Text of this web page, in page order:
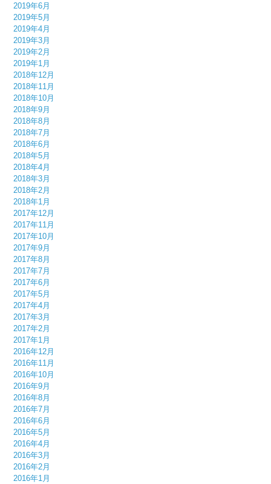
2019年6月
2019年5月
2019年4月
2019年3月
2019年2月
2019年1月
2018年12月
2018年11月
2018年10月
2018年9月
2018年8月
2018年7月
2018年6月
2018年5月
2018年4月
2018年3月
2018年2月
2018年1月
2017年12月
2017年11月
2017年10月
2017年9月
2017年8月
2017年7月
2017年6月
2017年5月
2017年4月
2017年3月
2017年2月
2017年1月
2016年12月
2016年11月
2016年10月
2016年9月
2016年8月
2016年7月
2016年6月
2016年5月
2016年4月
2016年3月
2016年2月
2016年1月